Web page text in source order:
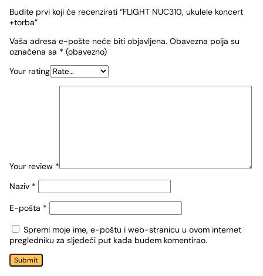
Budite prvi koji će recenzirati “FLIGHT NUC310, ukulele koncert
+torba”
Vaša adresa e-pošte neće biti objavljena. Obavezna polja su
označena sa * (obavezno)
Your rating
Your review *
Naziv *
E-pošta *
Spremi moje ime, e-poštu i web-stranicu u ovom internet
pregledniku za sljedeći put kada budem komentirao.
Submit